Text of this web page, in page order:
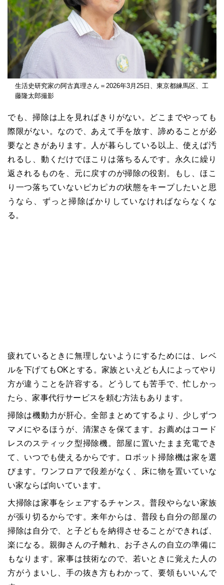
生活史研究家の阿古真理さん＝2026年3月25日、東京都練馬区、工
藤隆太郎撮影
でも、掃除は上を見ればきりがない。どこまでやっても
際限がない。なので、あえて手を放す、諦めることが必
要なときがあります。人が暮らしている以上、使えば汚
れるし、動くだけでほこりは落ちるんです。永久に繰り
返されるものを、元に戻すのが掃除の役割。もし、ほこ
り一つ落ちていないピカピカの状態をキープしたいと思
うなら、ずっと掃除ばかりしていなければならなくな
る。
疲れているときに無理しないようにするためには、レベ
ルを下げてもOKとする。家族といえども人によってやり
方が違うことを許容する。どうしても苦手で、忙しかっ
たら、家事代行サービスを頼む方法もあります。
掃除は機動力が肝心。全部まとめてするより、少しずつ
マメにやるほうが、清潔さを保てます。お薦めはコード
レスのスティック型掃除機。部屋に置いたまま充電でき
て、いつでも使えるからです。ロボット掃除機は家を選
びます。ワンフロアで段差がなく、床に物を置いていな
い家ならば向いています。
大掃除は家事をシェアするチャンス。普段やらない家族
が張り切るからです。来年からは、普段も自分の部屋の
掃除は自分で、と子どもを納得させることができれば、
楽になる。親御さんの子離れ、お子さんの自立の準備に
もなります。家事は技術なので、若いときに覚えた人の
方がうまいし、手の抜き方もわかって、要領もいいんで